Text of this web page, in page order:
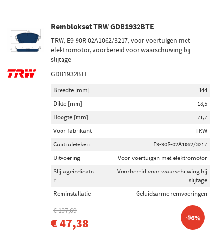
Remblokset TRW GDB1932BTE
TRW, E9-90R-02A1062/3217, voor voertuigen met
elektromotor, voorbereid voor waarschuwing bij
slijtage
GDB1932BTE
Breedte [mm]
144
Dikte [mm]
18,5
Hoogte [mm]
71,7
Voor fabrikant
TRW
Controleteken
E9-90R-02A1062/3217
Uitvoering
Voor voertuigen met elektromotor
Slijtageindicato
r
Voorbereid voor waarschuwing bij
slijtage
Reminstallatie
Geluidsarme remvoeringen
€ 107,69
€ 47,38 -56%